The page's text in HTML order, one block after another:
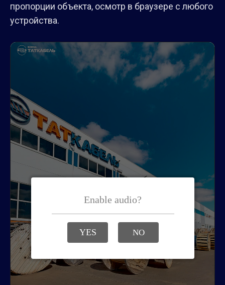
пропорции объекта, осмотр в браузере с любого
устройства.